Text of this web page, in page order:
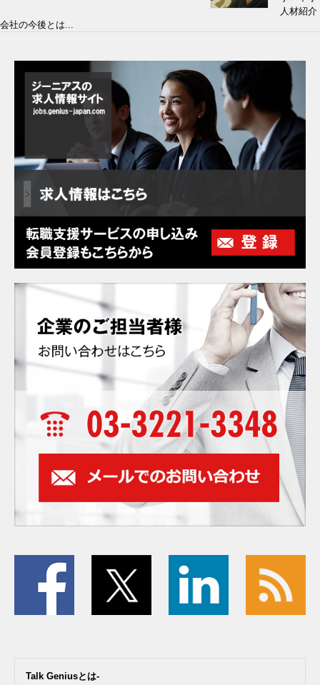
人材紹介
会社の今後とは...
Talk Geniusとは-